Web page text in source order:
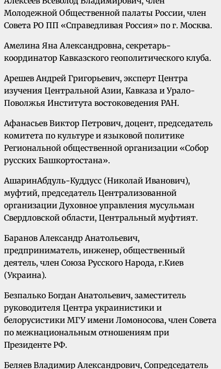
Молодежной Общественной палаты России, член
Совета РО ПП «Справедливая Россия» по г. Москва.
Амелина Яна Александровна, секретарь-
координатор Кавказского геополитического клуба.
Арешев Андрей Григорьевич, эксперт Центра
изучения Центральной Азии, Кавказа и Урало-
Поволжья Института востоковедения РАН.
Афанасьев Виктор Петрович, доцент, председатель
комитета по культуре и языковой политике
Региональной общественной организации «Собор
русских Башкортостана».
АшаринАбдуль-Куддусс (Николай Иванович),
муфтий, председатель Централизованной
организации Духовное управления мусульман
Свердловской области, Центральный муфтият.
Баранов Александр Анатольевич,
предприниматель, инженер, общественный
деятель, член Союза Русского Народа, г.Киев
(Украина).
Безпалько Богдан Анатольевич, заместитель
руководителя Центра украинистики и
белорусистики МГУ имени Ломоносова, член Совета
по межнациональным отношениям при
Президенте РФ.
Беляев Владимир Александрович, Сопредседатель